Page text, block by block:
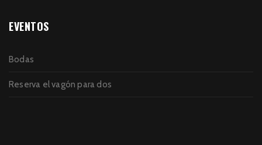
EVENTOS
Bodas
Reserva el vagón para dos